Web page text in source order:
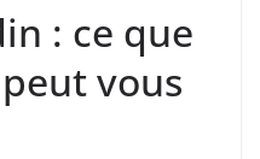
: ce que
vous